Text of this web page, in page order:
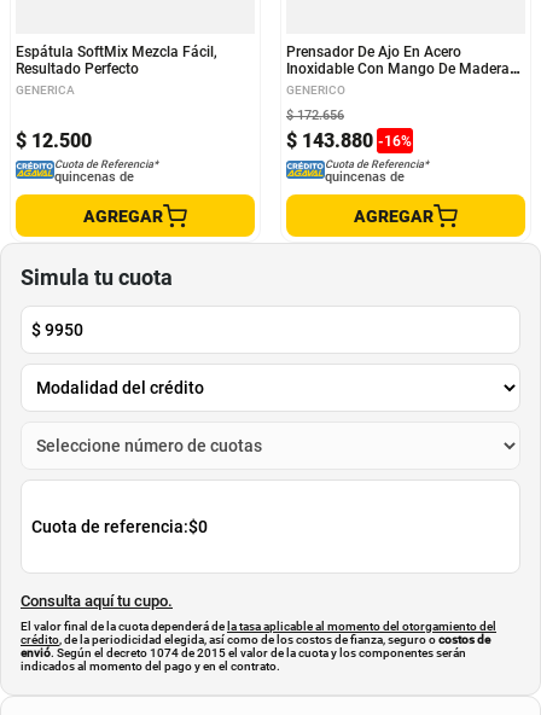
Espátula SoftMix Mezcla Fácil,
Resultado Perfecto
GENERICA
$ 12.500
Cuota de Referencia*
quincenas de
AGREGAR
Prensador De Ajo En Acero
Inoxidable Con Mango De Madera
Acacia
GENERICO
$ 143.880 -16%
$ 172.656
Cuota de Referencia*
quincenas de
AGREGAR
Simula tu cuota
$9950
Cuota de referencia:$0
Consulta aquí tu cupo.
El valor final de la cuota dependerá de la tasa aplicable al momento del otorgamiento del
crédito , de la periodicidad elegida, así como de los costos de fianza, seguro ocostos de
envió. Según el decreto 1074 de 2015 el valor de la cuota y los componentes serán
indicados al momento del pago y en el contrato.